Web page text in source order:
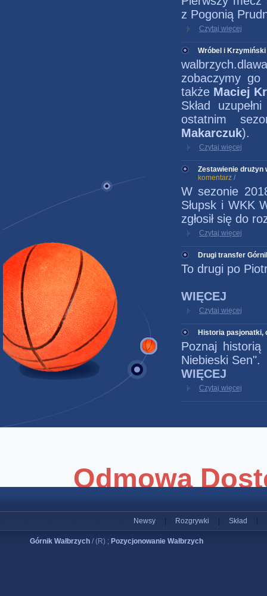
z Pogonią
Czytaj więcej
Wróbel i Krzymiński
zobaczymy go
także Maciej
Skład
ostatnim
Makarczuk).
Czytaj więcej
Zestawienie drużyn
komentarz /
W sezonie
Słupsk i WKK
zgłosił się do
Czytaj więcej
Drugi transfer
To drugi po
WIĘCEJ
Czytaj więcej
Historia pasjonatki,
Poznaj historią
Niebieski Sen".
WIĘCEJ
Czytaj więcej
Newsy Rozgrywki Skład
Górnik Wałbrzych / (R) ; Pozycjonowanie Wałbrzych